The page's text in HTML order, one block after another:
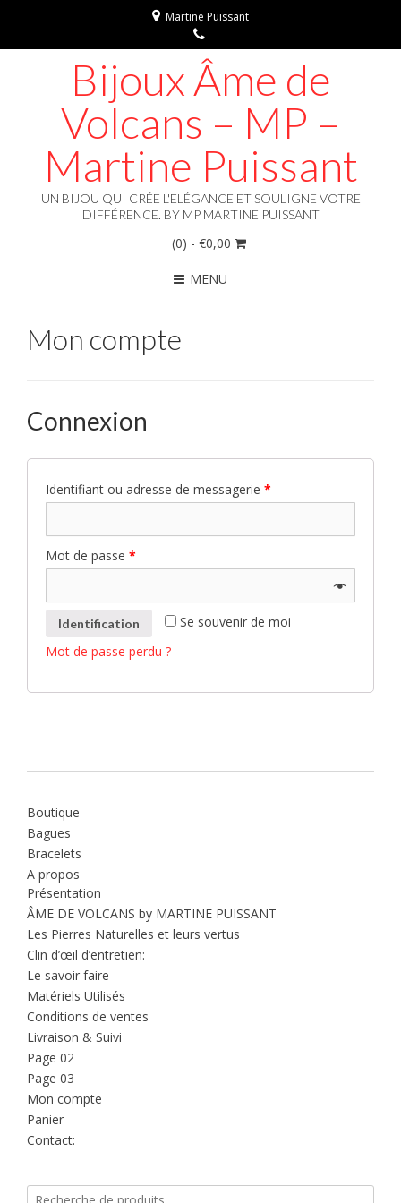
Martine Puissant
Bijoux Âme de
Volcans – MP –
Martine Puissant
UN BIJOU QUI CRÉE L'ELÉGANCE ET SOULIGNE VOTRE
DIFFÉRENCE. BY MP MARTINE PUISSANT
(0) - €0,00
MENU
Mon compte
Connexion
Identifiant ou adresse de messagerie *
Mot de passe *
Se souvenir de moi
Identification
Mot de passe perdu ?
Boutique
Bagues
Bracelets
A propos
Présentation
ÂME DE VOLCANS by MARTINE PUISSANT
Les Pierres Naturelles et leurs vertus
Clin d’œil d’entretien:
Le savoir faire
Matériels Utilisés
Conditions de ventes
Livraison & Suivi
Page 02
Page 03
Mon compte
Panier
Contact:
Recherche